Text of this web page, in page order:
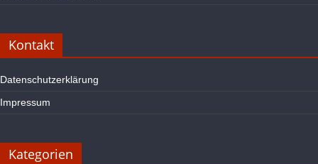
Kontakt
Datenschutzerklärung
Impressum
Kategorien